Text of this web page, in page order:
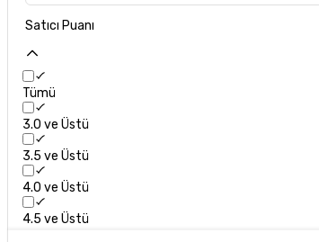
Satıcı Puanı
Tümü
3.0 ve Üstü
3.5 ve Üstü
4.0 ve Üstü
4.5 ve Üstü